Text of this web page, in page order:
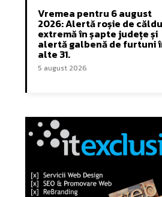
Vremea pentru 6 august
2026: Alertă roșie de
extremă în șapte județe și
alertă galbenă de furtuni
alte 31.
5 august 2026